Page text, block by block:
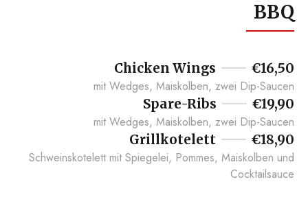
BBQ
Chicken Wings
€16,50
mit Wedges, Maiskolben, zwei Dip-Saucen
Spare-Ribs
€19,90
mit Wedges, Maiskolben, zwei Dip-Saucen
Grillkotelett
€18,90
Schweinskotelett mit Spiegelei, Pommes, Maiskolben und
Cocktailsauce